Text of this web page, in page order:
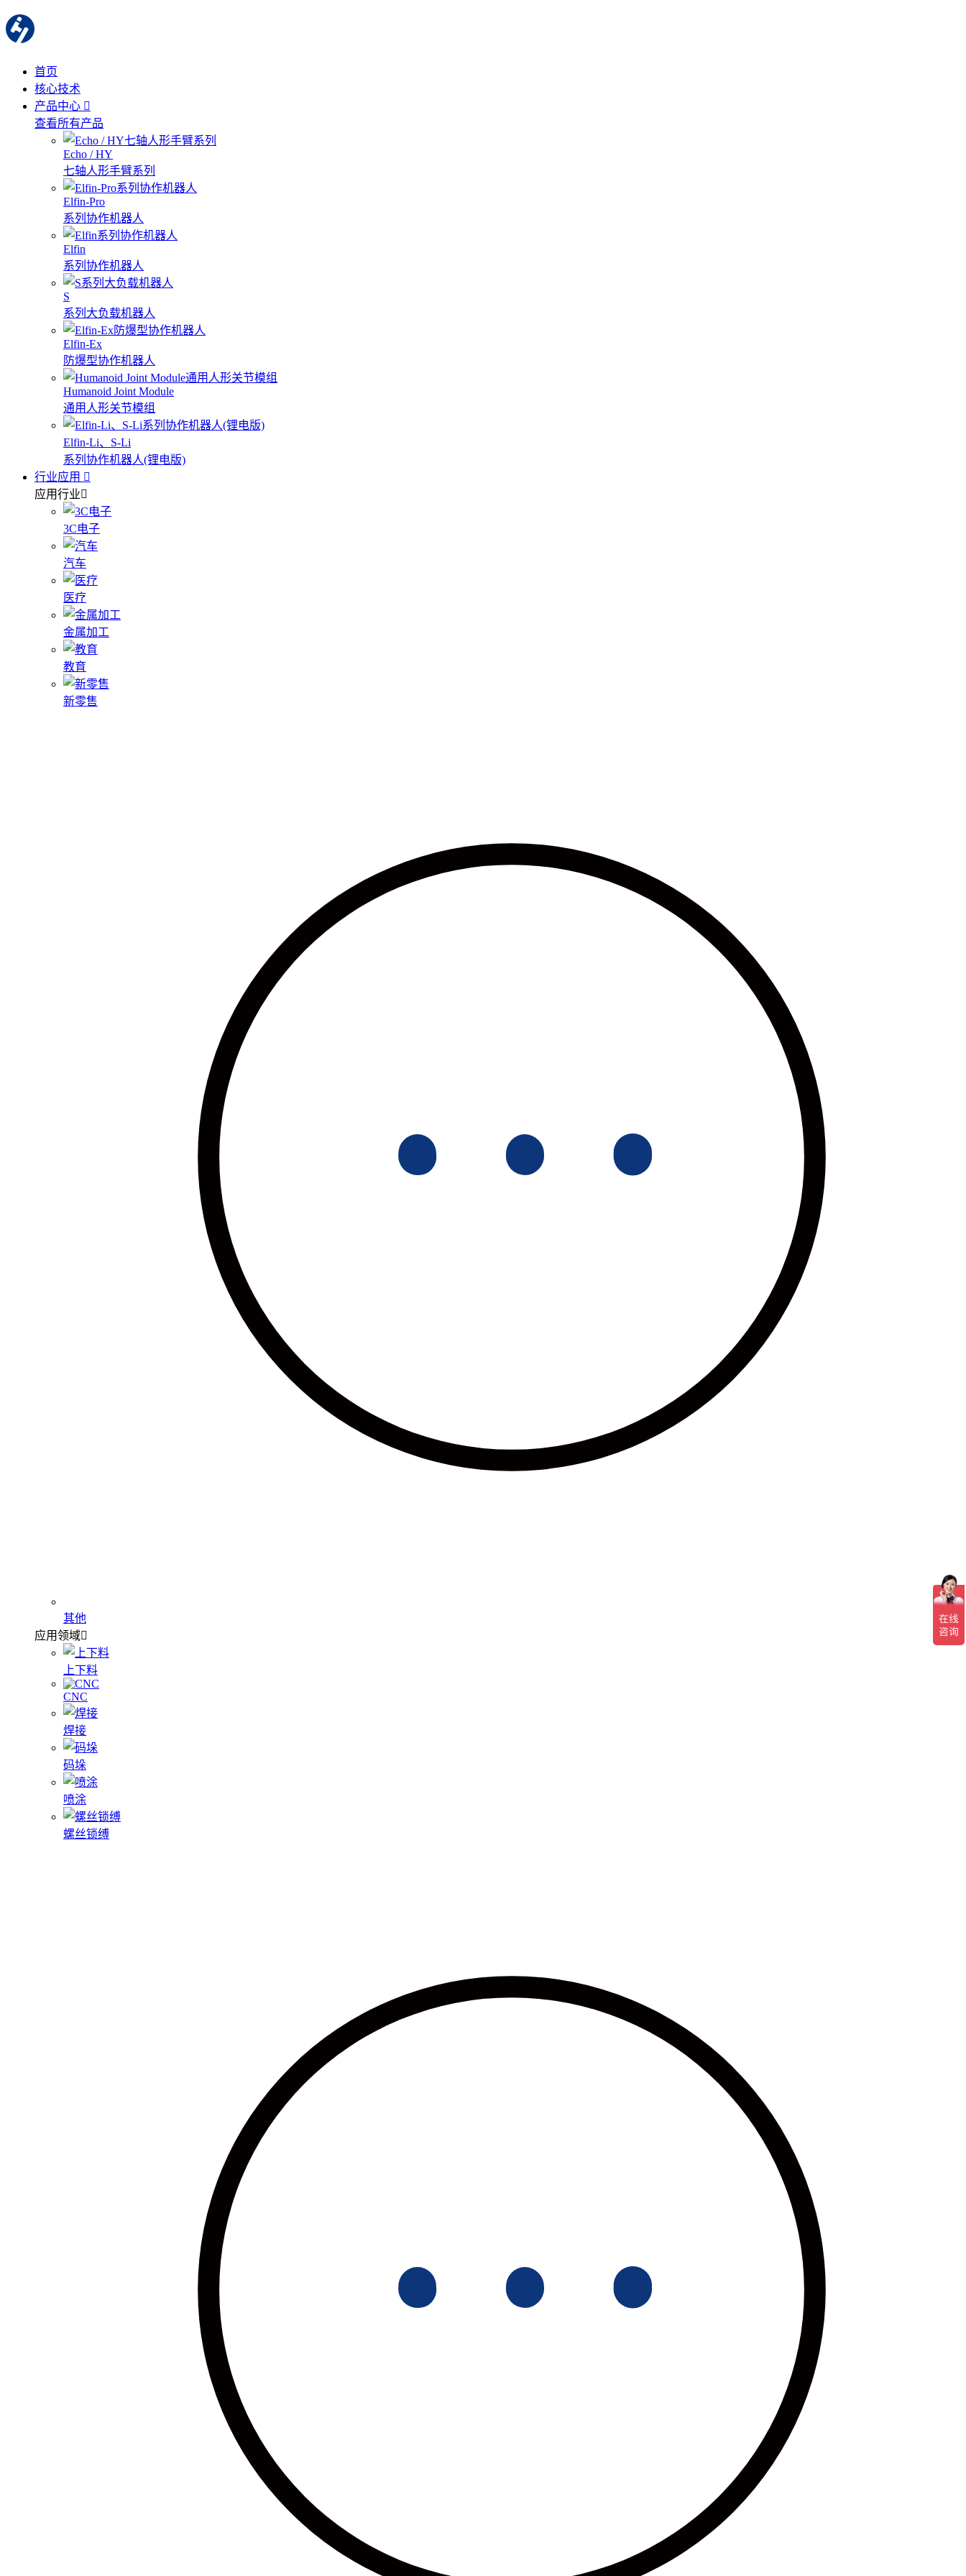
首页
核心技术
产品中心
查看所有产品
Echo / HY
七轴人形手臂系列
Elfin-Pro
系列协作机器人
Elfin
系列协作机器人
S
系列大负载机器人
Elfin-Ex
防爆型协作机器人
Humanoid Joint Module
通用人形关节模组
Elfin-Li、S-Li
系列协作机器人(锂电版)
行业应用
应用行业
3C电子
汽车
医疗
金属加工
教育
新零售
其他
应用领域
上下料
CNC
焊接
码垛
喷涂
螺丝锁缚